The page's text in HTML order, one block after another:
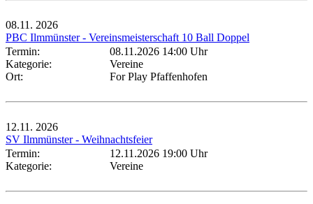
08.11. 2026
PBC Ilmmünster - Vereinsmeisterschaft 10 Ball Doppel
Termin:
08.11.2026 14:00 Uhr
Kategorie:
Vereine
Ort:
For Play Pfaffenhofen
12.11. 2026
SV Ilmmünster - Weihnachtsfeier
Termin:
12.11.2026 19:00 Uhr
Kategorie:
Vereine